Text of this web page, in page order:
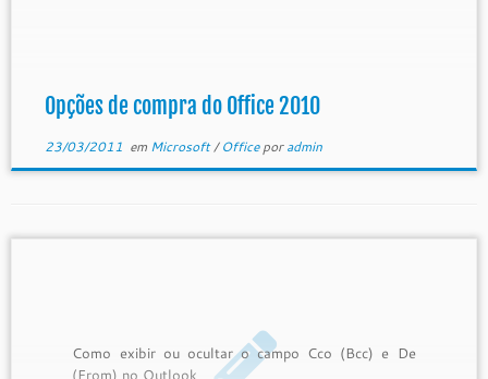
Opções de compra do Office 2010
23/03/2011 em Microsoft/Officeporadmin
Como exibir ou ocultar o campo Cco (Bcc) e De
(From) no Outlook